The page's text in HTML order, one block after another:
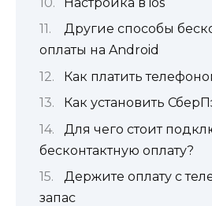
Другие способы
оплаты на Android
Как платить
Как установить
Для чего стоит
бесконтактную оплату?
Держите оплату с
запас